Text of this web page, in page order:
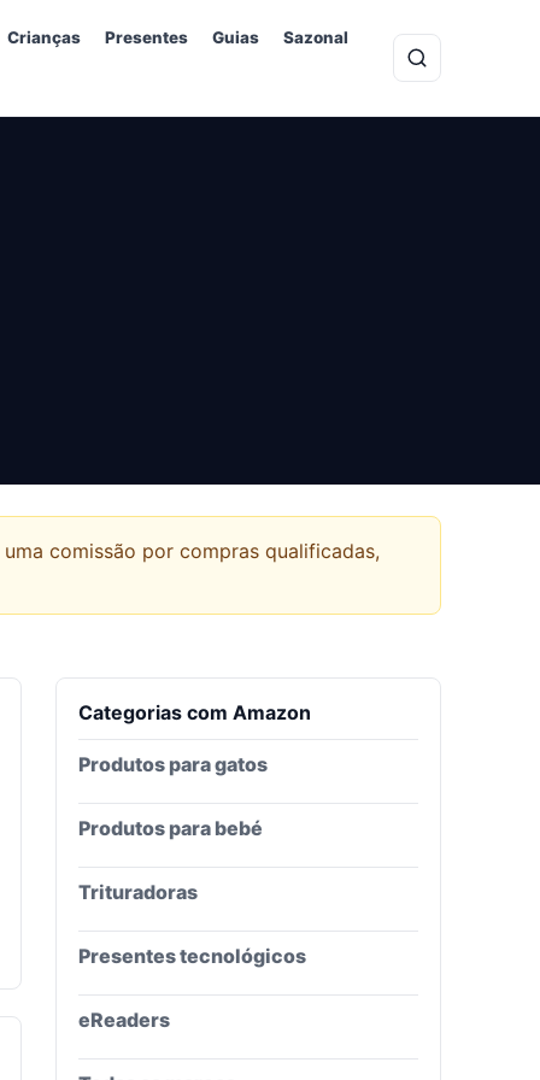
Crianças Presentes Guias Sazonal
comissão por compras qualificadas,
Categorias com Amazon
Produtos para gatos
Produtos para bebé
Trituradoras
Presentes tecnológicos
eReaders